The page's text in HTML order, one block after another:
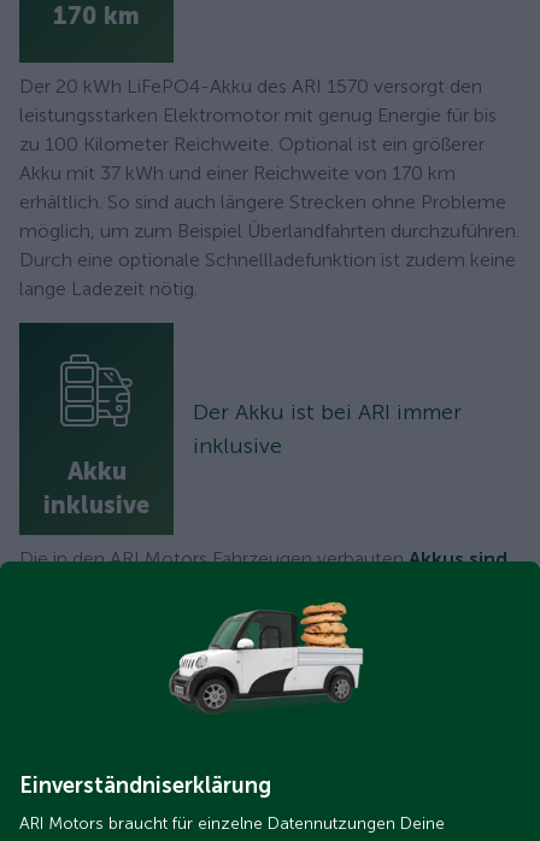
170 km
Der 20 kWh LiFePO4-Akku des ARI 1570 versorgt den
leistungsstarken Elektromotor mit genug Energie für bis
zu 100 Kilometer Reichweite. Optional ist ein größerer
Akku mit 37 kWh und einer Reichweite von 170 km
erhältlich. So sind auch längere Strecken ohne Probleme
möglich, um zum Beispiel Überlandfahrten durchzuführen.
Durch eine optionale Schnellladefunktion ist zudem keine
lange Ladezeit nötig.
Akku
inklusive
Der Akku ist bei ARI immer
inklusive
Die in den ARI Motors Fahrzeugen verbautenAkkus sind
und werden nicht separat oder monatlich extra berechnet.
Neben den Standard-Akkus bieten wir optional
Hochleistungs-Akkus für noch mehr Reichweite.
Viele Aufbauvarianten
Einverständniserklärung
ARI Motors braucht für einzelne Datennutzungen Deine